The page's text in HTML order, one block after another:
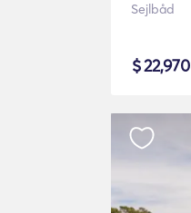
Sejlbåd
$22,970